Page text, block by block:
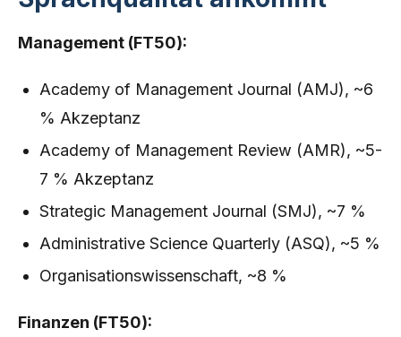
Management (FT50):
Academy of Management Journal (AMJ), ~6
% Akzeptanz
Academy of Management Review (AMR), ~5-
7 % Akzeptanz
Strategic Management Journal (SMJ), ~7 %
Administrative Science Quarterly (ASQ), ~5 %
Organisationswissenschaft, ~8 %
Finanzen (FT50):